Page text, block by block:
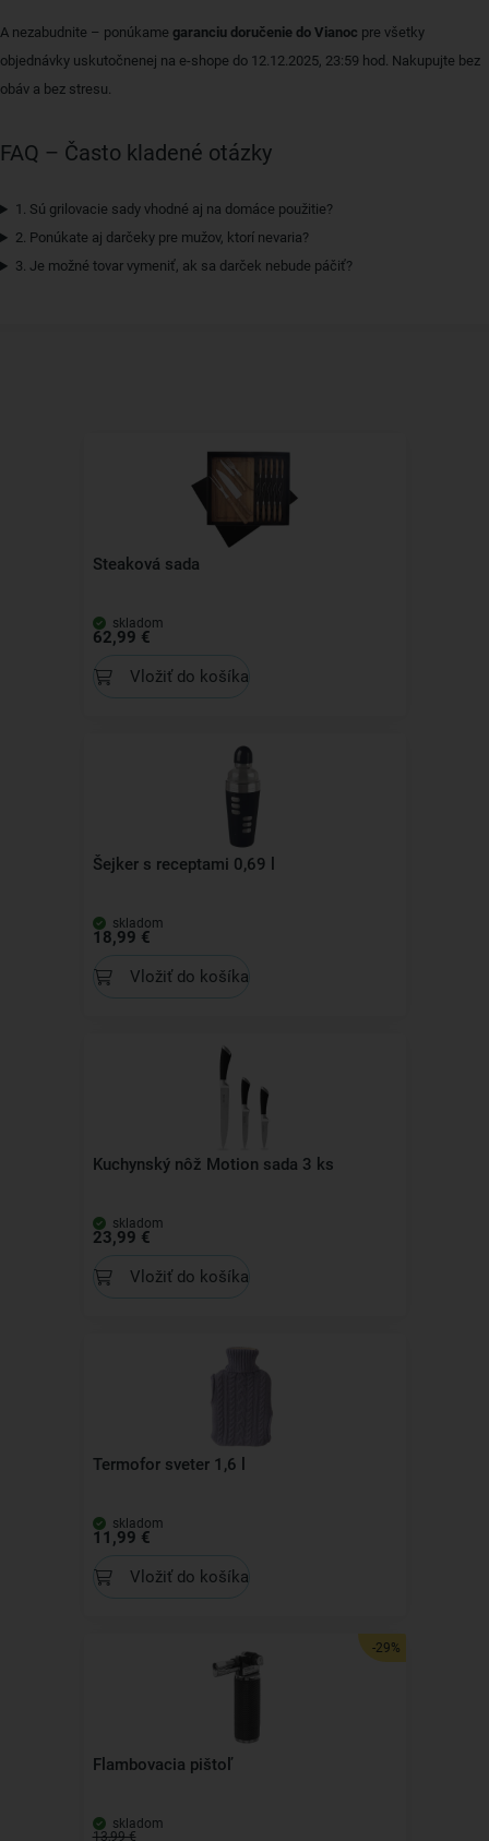
A nezabudnite – ponúkame garanciu doručenie do Vianoc pre všetky
objednávky uskutočnenej na e-shope do 12.12.2025, 23:59 hod. Nakupujte bez
obáv a bez stresu.
FAQ – Často kladené otázky
1. Sú grilovacie sady vhodné aj na domáce použitie?
2. Ponúkate aj darčeky pre mužov, ktorí nevaria?
3. Je možné tovar vymeniť, ak sa darček nebude páčiť?
Steaková sada
skladom
62,99 €
Vložiť do košíka
Šejker s receptami 0,69 l
skladom
18,99 €
Vložiť do košíka
Kuchynský nôž Motion sada 3 ks
skladom
23,99 €
Vložiť do košíka
Termofor sveter 1,6 l
skladom
11,99 €
Vložiť do košíka
-29%
Flambovacia pištoľ
skladom
13,99 €